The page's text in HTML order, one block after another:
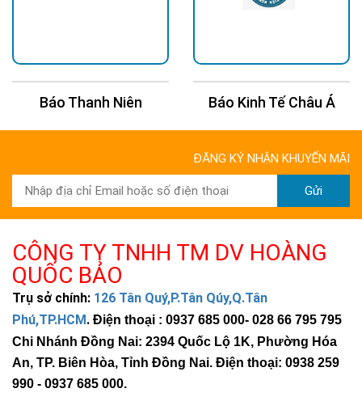
Báo Thanh Niên Báo Kinh Tế Châu Á
ĐĂNG KÝ NHẬN KHUYẾN MÃI
Gửi
CÔNG TY TNHH TM DV HOÀNG
QUỐC BẢO
Trụ sở chính: 126 Tân Quý,P.Tân Qúy,Q.Tân
Phú,TP.HCM. Điện thoại : 0937 685 000- 028 66 795 795
Chi Nhánh Đồng Nai: 2394 Quốc Lộ 1K, Phường Hóa
An, TP. Biên Hòa, Tỉnh Đồng Nai. Điện thoại: 0938 259
990 - 0937 685 000.